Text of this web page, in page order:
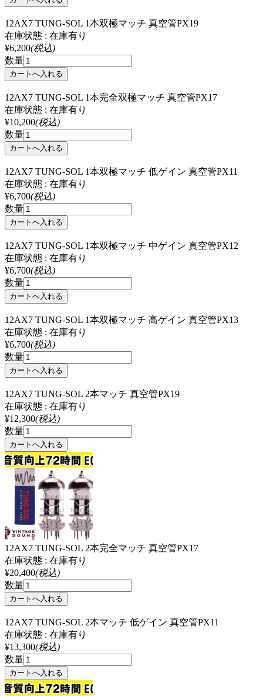
12AX7 TUNG-SOL 1本双極マッチ 真空管PX19
在庫状態 : 在庫有り
¥6,200(税込)
数量
12AX7 TUNG-SOL 1本完全双極マッチ 真空管PX17
在庫状態 : 在庫有り
¥10,200(税込)
数量
12AX7 TUNG-SOL 1本双極マッチ 低ゲイン 真空管PX11
在庫状態 : 在庫有り
¥6,700(税込)
数量
12AX7 TUNG-SOL 1本双極マッチ 中ゲイン 真空管PX12
在庫状態 : 在庫有り
¥6,700(税込)
数量
12AX7 TUNG-SOL 1本双極マッチ 高ゲイン 真空管PX13
在庫状態 : 在庫有り
¥6,700(税込)
数量
12AX7 TUNG-SOL 2本マッチ 真空管PX19
在庫状態 : 在庫有り
¥12,300(税込)
数量
12AX7 TUNG-SOL 2本完全マッチ 真空管PX17
在庫状態 : 在庫有り
¥20,400(税込)
数量
12AX7 TUNG-SOL 2本マッチ 低ゲイン 真空管PX11
在庫状態 : 在庫有り
¥13,300(税込)
数量